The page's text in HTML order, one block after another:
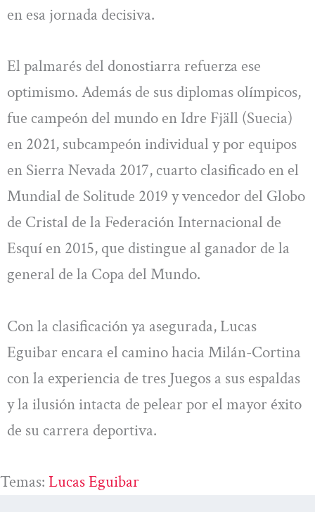
en esa jornada decisiva.
El palmarés del donostiarra refuerza ese
optimismo. Además de sus diplomas olímpicos,
fue campeón del mundo en Idre Fjäll (Suecia)
en 2021, subcampeón individual y por equipos
en Sierra Nevada 2017, cuarto clasificado en el
Mundial de Solitude 2019 y vencedor del Globo
de Cristal de la Federación Internacional de
Esquí en 2015, que distingue al ganador de la
general de la Copa del Mundo.
Con la clasificación ya asegurada, Lucas
Eguibar encara el camino hacia Milán-Cortina
con la experiencia de tres Juegos a sus espaldas
y la ilusión intacta de pelear por el mayor éxito
de su carrera deportiva.
Temas: Lucas Eguibar